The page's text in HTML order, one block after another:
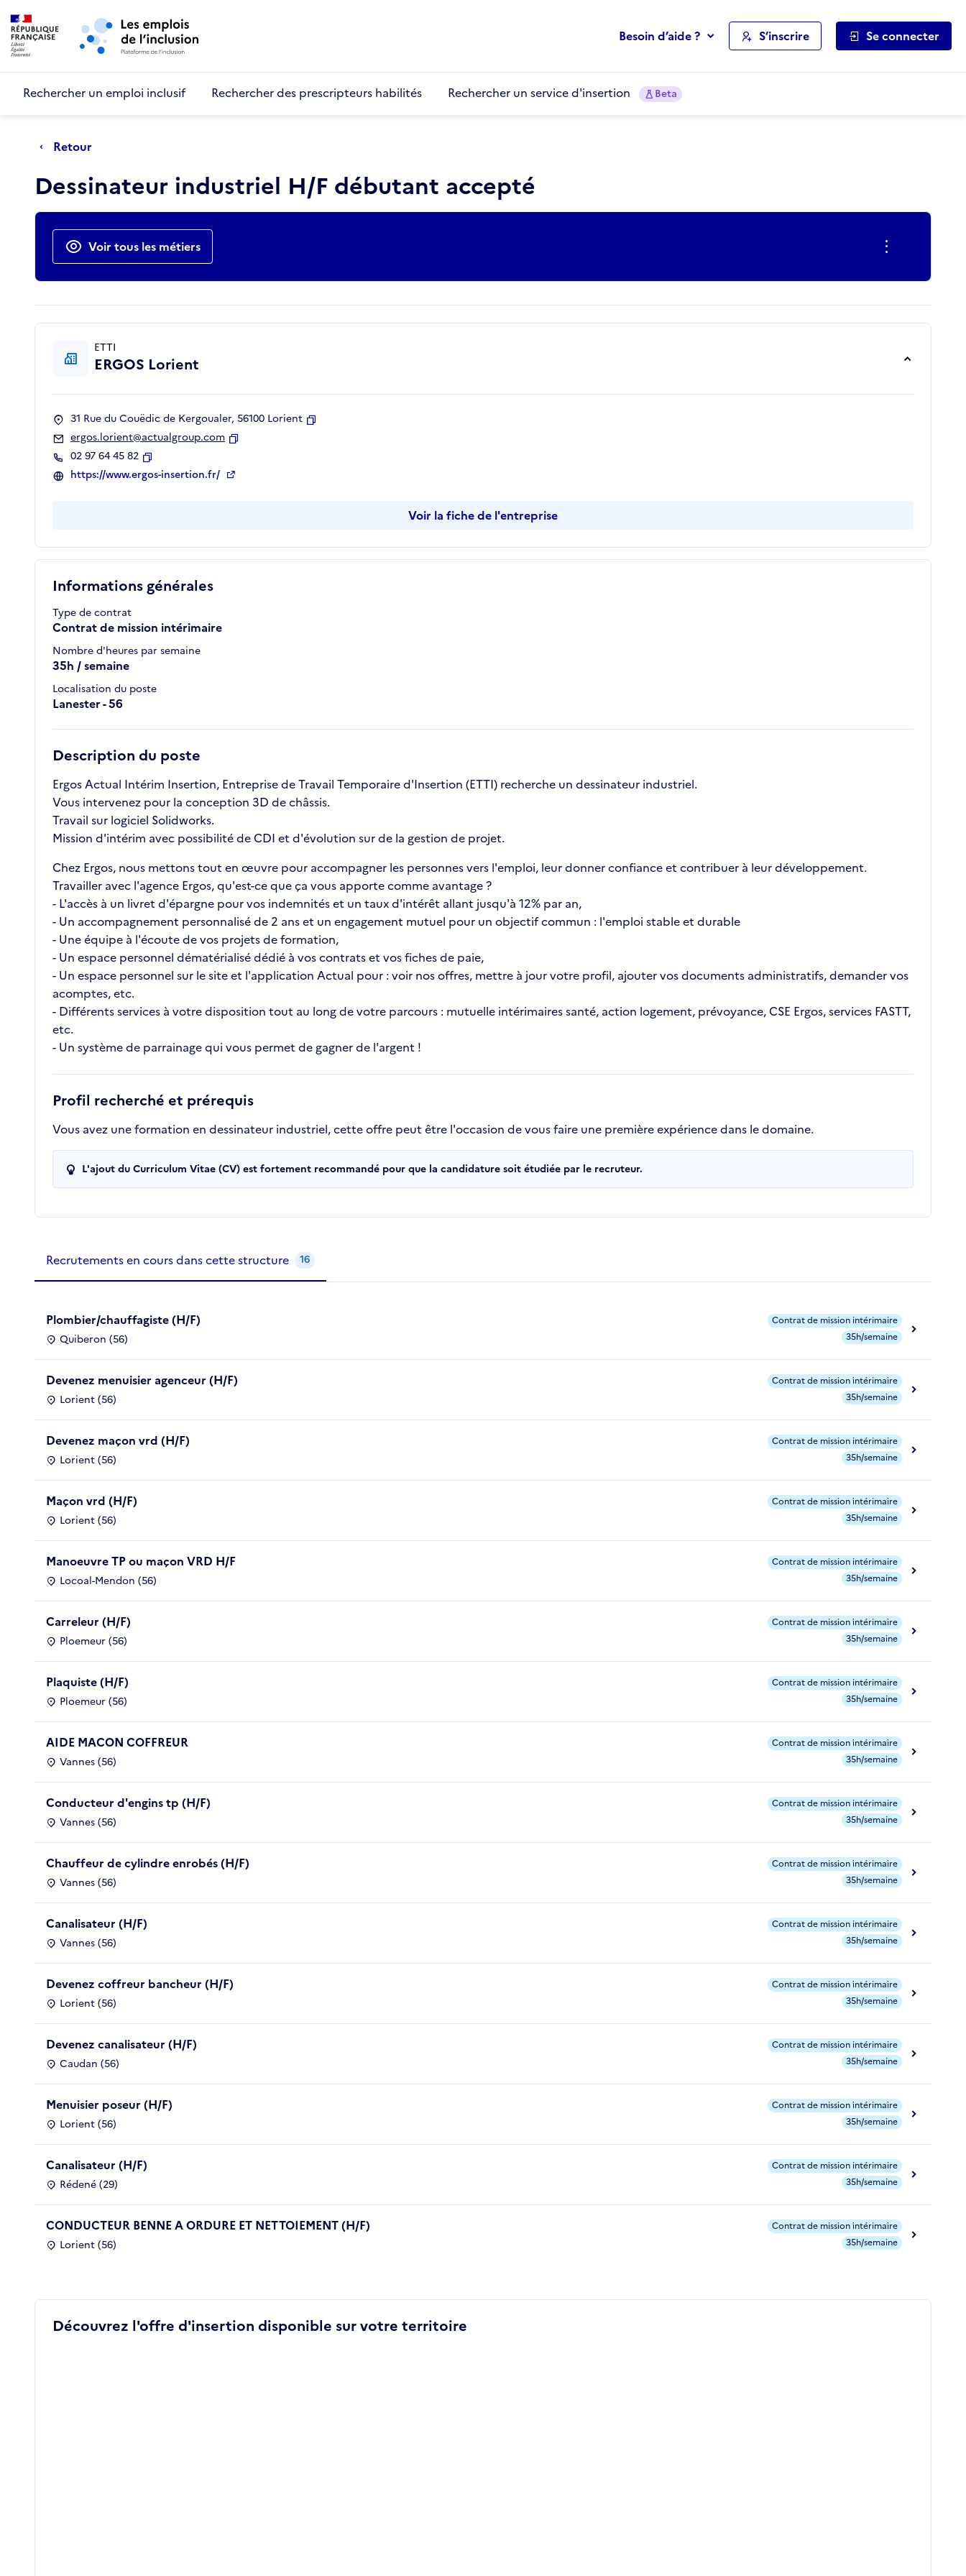
Aller au menu principal
Besoin d’aide ? S’inscrire Se connecter
Rechercher un emploi inclusif Rechercher des prescripteurs habilités Rechercher un service d'insertion Beta
Retour
Dessinateur industriel H/F débutant accepté
Actions rapides
Voir tous les métiers
Informations générales
Type de contrat
Contrat de mission intérimaire
Nombre d'heures par semaine
35h / semaine
Localisation du poste
Lanester - 56
Description du poste
Ergos Actual Intérim Insertion, Entreprise de Travail Temporaire d'Insertion (ETTI) recherche un dessinateur industriel.
Vous intervenez pour la conception 3D de châssis.
Travail sur logiciel Solidworks.
Mission d'intérim avec possibilité de CDI et d'évolution sur de la gestion de projet.
Chez Ergos, nous mettons tout en œuvre pour accompagner les personnes vers l'emploi, leur donner confiance et contribuer à leur développement.
Travailler avec l'agence Ergos, qu'est-ce que ça vous apporte comme avantage ?
- L'accès à un livret d'épargne pour vos indemnités et un taux d'intérêt allant jusqu'à 12% par an,
- Un accompagnement personnalisé de 2 ans et un engagement mutuel pour un objectif commun : l'emploi stable et durable
- Une équipe à l'écoute de vos projets de formation,
- Un espace personnel dématérialisé dédié à vos contrats et vos fiches de paie,
- Un espace personnel sur le site et l'application Actual pour : voir nos offres, mettre à jour votre profil, ajouter vos documents administratifs, demander vos
acomptes, etc.
- Différents services à votre disposition tout au long de votre parcours : mutuelle intérimaires santé, action logement, prévoyance, CSE Ergos, services FASTT,
etc.
- Un système de parrainage qui vous permet de gagner de l'argent !
Profil recherché et prérequis
Vous avez une formation en dessinateur industriel, cette offre peut être l'occasion de vous faire une première expérience dans le domaine.
L'ajout du Curriculum Vitae (CV) est fortement recommandé pour que la candidature soit étudiée par le recruteur.
ETTI
ERGOS Lorient
31 Rue du Couëdic de Kergoualer, 56100 Lorient
ergos.lorient@actualgroup.com
02 97 64 45 82
Copier
https://www.ergos-insertion.fr/
Voir la fiche de l'entreprise
Recrutements de la structure
Recrutements en cours dans cette structure 16
Plombier/chauffagiste (H/F)
Quiberon (56)
Contrat de mission intérimaire
35h/semaine
Devenez menuisier agenceur (H/F)
Lorient (56)
Contrat de mission intérimaire
35h/semaine
Devenez maçon vrd (H/F)
Lorient (56)
Contrat de mission intérimaire
35h/semaine
Maçon vrd (H/F)
Lorient (56)
Contrat de mission intérimaire
35h/semaine
Manoeuvre TP ou maçon VRD H/F
Locoal-Mendon (56)
Contrat de mission intérimaire
35h/semaine
Carreleur (H/F)
Ploemeur (56)
Contrat de mission intérimaire
35h/semaine
Plaquiste (H/F)
Ploemeur (56)
Contrat de mission intérimaire
35h/semaine
AIDE MACON COFFREUR
Vannes (56)
Contrat de mission intérimaire
35h/semaine
Conducteur d'engins tp (H/F)
Vannes (56)
Contrat de mission intérimaire
35h/semaine
Chauffeur de cylindre enrobés (H/F)
Vannes (56)
Contrat de mission intérimaire
35h/semaine
Canalisateur (H/F)
Vannes (56)
Contrat de mission intérimaire
35h/semaine
Devenez coffreur bancheur (H/F)
Lorient (56)
Contrat de mission intérimaire
35h/semaine
Devenez canalisateur (H/F)
Caudan (56)
Contrat de mission intérimaire
35h/semaine
Menuisier poseur (H/F)
Lorient (56)
Contrat de mission intérimaire
35h/semaine
Canalisateur (H/F)
Rédené (29)
Contrat de mission intérimaire
35h/semaine
CONDUCTEUR BENNE A ORDURE ET NETTOIEMENT (H/F)
Lorient (56)
Contrat de mission intérimaire
35h/semaine
Découvrez l'offre d'insertion disponible sur votre territoire